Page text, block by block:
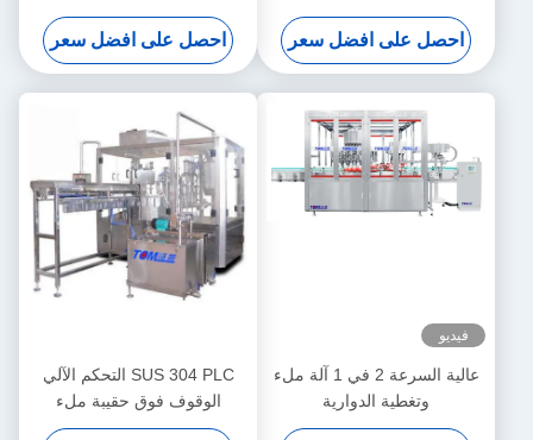
احصل على افضل سعر احصل على افضل سعر
فيديو
عالية السرعة 2 في 1 آلة ملء
وتغطية الدوارية
SUS 304 PLC التحكم الآلي
الوقوف فوق حقيبة ملء
وتغليف آلة